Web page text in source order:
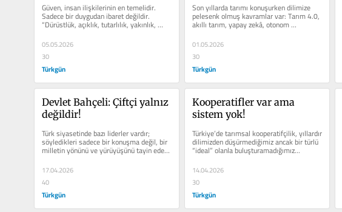
Güven, insan ilişkilerinin en temelidir.
Sadece bir duygudan ibaret değildir.
“Dürüstlük, açıklık, tutarlılık, yakınlık,
05.05.2026
30
Türkgün
Son yıllarda tarımı konuşurken dilimize
pelesenk olmuş kavramlar var: Tarım 4.0,
akıllı tarım, yapay zekâ, otonom
makineler… Sunumla...
01.05.2026
30
Türkgün
Devlet Bahçeli: Çiftçi yalnız
değildir!
Türk siyasetinde bazı liderler vardır;
söyledikleri sadece bir konuşma değil, bir
milletin yönünü ve yürüyüşünü tayin eden
iradenin...
17.04.2026
40
Türkgün
Kooperatifler var ama
sistem yok!
Türkiye’de tarımsal kooperatifçilik, yıllardır
dilimizden düşürmediğimiz ancak bir türlü
“ideal” olanla buluşturamadığımız...
14.04.2026
30
Türkgün